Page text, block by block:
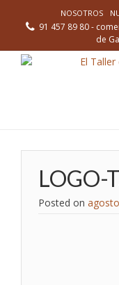
NOSOTROS
91 457 89 80 -
de
LOGO-
Posted on